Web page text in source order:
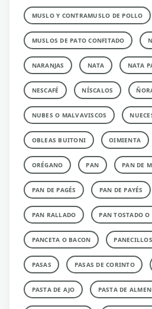
MUSLO Y CONTRAMUSLO DE POLLO
MUSLOS DE PATO CONFITADO
NARANJAS NATA NATA
NESCAFÉ NÍSCALOS
NUBES O MALVAVISCOS
OBLEAS BUITONI OIMIENTA
ORÉGANO PAN PAN DE
PAN DE PAGÉS PAN DE PAYÉS
PAN RALLADO PAN TOSTADO O
PANCETA O BACON PANECILLOS
PASAS PASAS DE CORINTO
PASTA DE AJO PASTA DE